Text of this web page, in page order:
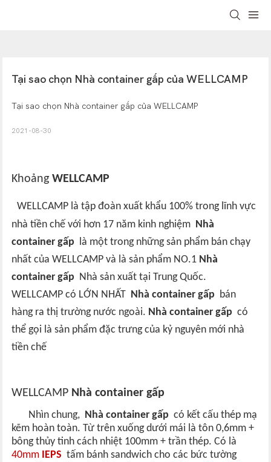
Tại sao chọn Nhà container gấp của WELLCAMP
Tại sao chọn Nhà container gấp của WELLCAMP
2021-08-30
KhoảngWELLCAMP
WELLCAMP là tập đoàn xuất khẩu 100% trong lĩnh vực
nhà tiền chế với hơn 17 năm kinh nghiệm Nhà
container gấp là một trong những sản phẩm bán chạy
nhất của WELLCAMP và là sản phẩm NO.1 Nhà
container gấp Nhà sản xuất tại Trung Quốc.
WELLCAMP có LỚN NHẤT Nhà container gấp bán
hàng ra thị trường nước ngoài. Nhà container gấp có
thể gọi là sản phẩm đặc trưng của kỷ nguyên mới nhà
tiền chế
WELLCAMP Nhà container gấp
Nhìn chung, Nhà container gấp có kết cấu thép mạ
kẽm hoàn toàn. Từ trên xuống dưới mái là tôn 0,6mm +
bông thủy tinh cách nhiệt 100mm + trần thép. Có là
40mm IEPS tấm bánh sandwich cho các bức tường